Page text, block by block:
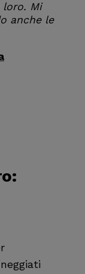
loro. Mi
anche le